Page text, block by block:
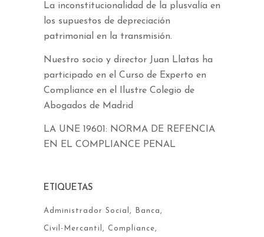
La inconstitucionalidad de la plusvalía en
los supuestos de depreciación
patrimonial en la transmisión.
Nuestro socio y director Juan Llatas ha
participado en el Curso de Experto en
Compliance en el Ilustre Colegio de
Abogados de Madrid
LA UNE 19601: NORMA DE REFENCIA
EN EL COMPLIANCE PENAL
ETIQUETAS
Administrador Social Banca
Civil-Mercantil Compliance